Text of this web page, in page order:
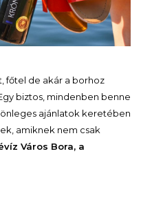
főtel de akár a borhoz
biztos, mindenben benne
ajánlatok keretében
amiknek nem csak
Város Bora, a